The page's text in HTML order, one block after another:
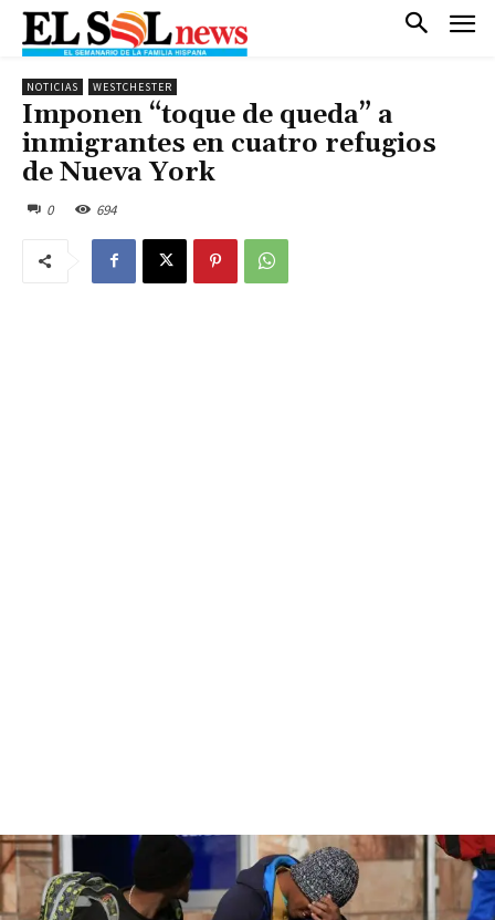
NOTICIAS WESTCHESTER
Imponen “toque de queda” a
inmigrantes en cuatro refugios
de Nueva York
0 694